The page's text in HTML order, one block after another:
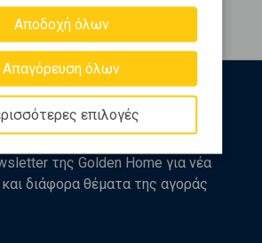
ΑΛΕΞΑΝΔΡΟΥΠΟΛΗ - Αύρα
Αποδοχή όλων
Απαγόρευση όλων
επιλογές
της Golden Home για νέα
διάφορα θέματα της αγοράς